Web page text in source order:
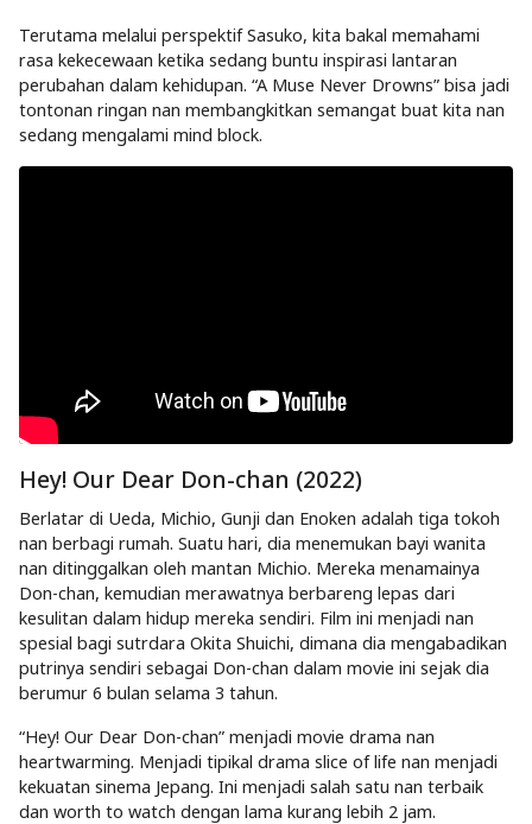
Terutama melalui perspektif Sasuko, kita bakal memahami
rasa kekecewaan ketika sedang buntu inspirasi lantaran
perubahan dalam kehidupan. “A Muse Never Drowns” bisa jadi
tontonan ringan nan membangkitkan semangat buat kita nan
sedang mengalami mind block.
Hey! Our Dear Don-chan (2022)
Berlatar di Ueda, Michio, Gunji dan Enoken adalah tiga tokoh
nan berbagi rumah. Suatu hari, dia menemukan bayi wanita
nan ditinggalkan oleh mantan Michio. Mereka menamainya
Don-chan, kemudian merawatnya berbareng lepas dari
kesulitan dalam hidup mereka sendiri. Film ini menjadi nan
spesial bagi sutrdara Okita Shuichi, dimana dia mengabadikan
putrinya sendiri sebagai Don-chan dalam movie ini sejak dia
berumur 6 bulan selama 3 tahun.
“Hey! Our Dear Don-chan” menjadi movie drama nan
heartwarming. Menjadi tipikal drama slice of life nan menjadi
kekuatan sinema Jepang. Ini menjadi salah satu nan terbaik
dan worth to watch dengan lama kurang lebih 2 jam.